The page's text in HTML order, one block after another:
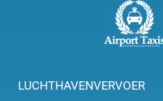
LUCHTHAVENVERVOER